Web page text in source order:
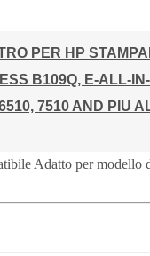
PER HP
B109Q, E-ALL-
7510 AND
Adatto per